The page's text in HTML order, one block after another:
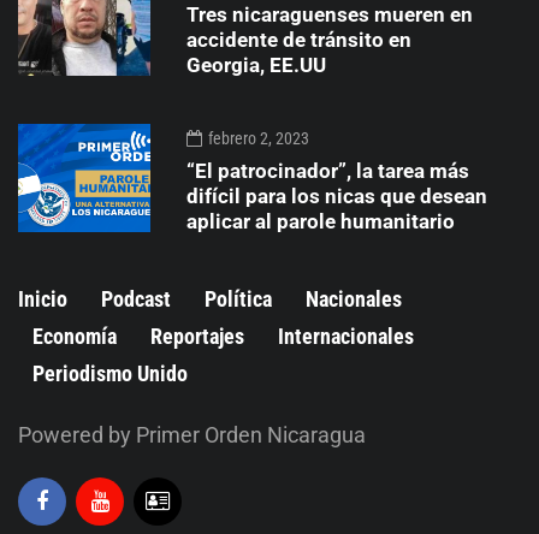
Tres nicaraguenses mueren en
accidente de tránsito en
Georgia, EE.UU
febrero 2, 2023
“El patrocinador”, la tarea más
difícil para los nicas que desean
aplicar al parole humanitario
Inicio Podcast Política
Nacionales
Economía
Reportajes
Internacionales
Periodismo Unido
Powered by Primer Orden Nicaragua